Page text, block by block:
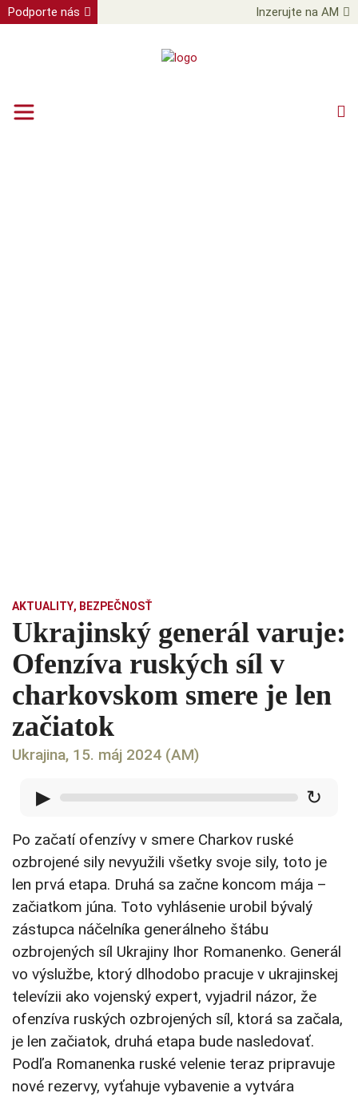
Podporte nás Inzerujte na AM
AKTUALITY, BEZPEČNOSŤ
Ukrajinský generál varuje:
Ofenzíva ruských síl v
charkovskom smere je len
začiatok
Ukrajina, 15. máj 2024 (AM)
▶ ↻
Po začatí ofenzívy v smere Charkov ruské
ozbrojené sily nevyužili všetky svoje sily, toto je
len prvá etapa. Druhá sa začne koncom mája –
začiatkom júna. Toto vyhlásenie urobil bývalý
zástupca náčelníka generálneho štábu
ozbrojených síl Ukrajiny Ihor Romanenko. Generál
vo výslužbe, ktorý dlhodobo pracuje v ukrajinskej
televízii ako vojenský expert, vyjadril názor, že
ofenzíva ruských ozbrojených síl, ktorá sa začala,
je len začiatok, druhá etapa bude nasledovať.
Podľa Romanenka ruské velenie teraz pripravuje
nové rezervy, vyťahuje vybavenie a vytvára